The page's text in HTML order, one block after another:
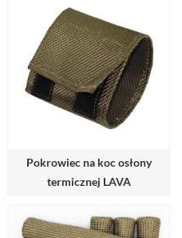
Pokrowiec na koc osłony
termicznej LAVA